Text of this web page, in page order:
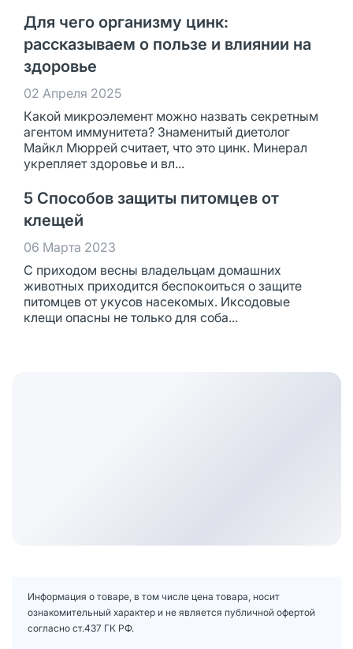
Для чего организму цинк:
рассказываем о пользе и влиянии на
здоровье
02 Апреля 2025
Какой микроэлемент можно назвать секретным
агентом иммунитета? Знаменитый диетолог
Майкл Мюррей считает, что это цинк. Минерал
укрепляет здоровье и вл...
5 Способов защиты питомцев от
клещей
06 Марта 2023
С приходом весны владельцам домашних
животных приходится беспокоиться о защите
питомцев от укусов насекомых. Иксодовые
клещи опасны не только для соба...
Информация о товаре, в том числе цена товара, носит
ознакомительный характер и не является публичной офертой
согласно ст.437 ГК РФ.